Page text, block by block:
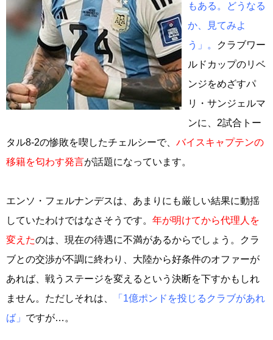
もある。どうなる
か、見てみよ
う」。
クラブワー
ルドカップのリベ
ンジをめざすパ
リ・サンジェルマ
ンに、2試合トー
タル8‐2の惨敗を喫したチェルシーで、 バイスキャプテンの
移籍を匂わす発言が話題になっています。
エンソ・フェルナンデスは、あまりにも厳しい結果に動揺
していたわけではなさそうです。 年が明けてから代理人を
変えたのは、現在の待遇に不満があるからでしょう。クラ
ブとの交渉が不調に終わり、大陸から好条件のオファーが
あれば、戦うステージを変えるという決断を下すかもしれ
ません。ただしそれは、
「1億ポンドを投じるクラブがあれ
ば」 ですが…。